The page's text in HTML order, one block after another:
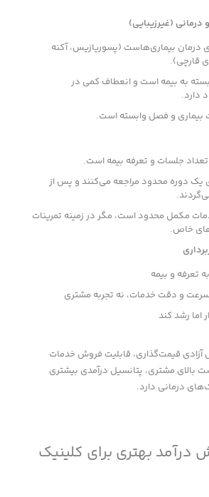
(غیرزیبایی)
درمان بیماری‌هاست (پسوریازیس، آکنه
قارچی).
به بیمه است و انعطاف کمی در
دارد.
بیماری و فصل وابسته است.
تعداد جلسات و تعرفه بیمه است.
یک دوره محدود مراجعه می‌کنند و پس از
مکمل محدود است، مگر در زمینه تمرینات
خاص.
تعرفه و بیمه
و دقت خدمات، نه تجربه مشتری
اما رشد کند
آزادی قیمت‌گذاری، قابلیت فروش خدمات
بالای مشتری، پتانسیل درآمدی بیشتری
درمانی دارد.
درآمد بهتری برای کلینیک